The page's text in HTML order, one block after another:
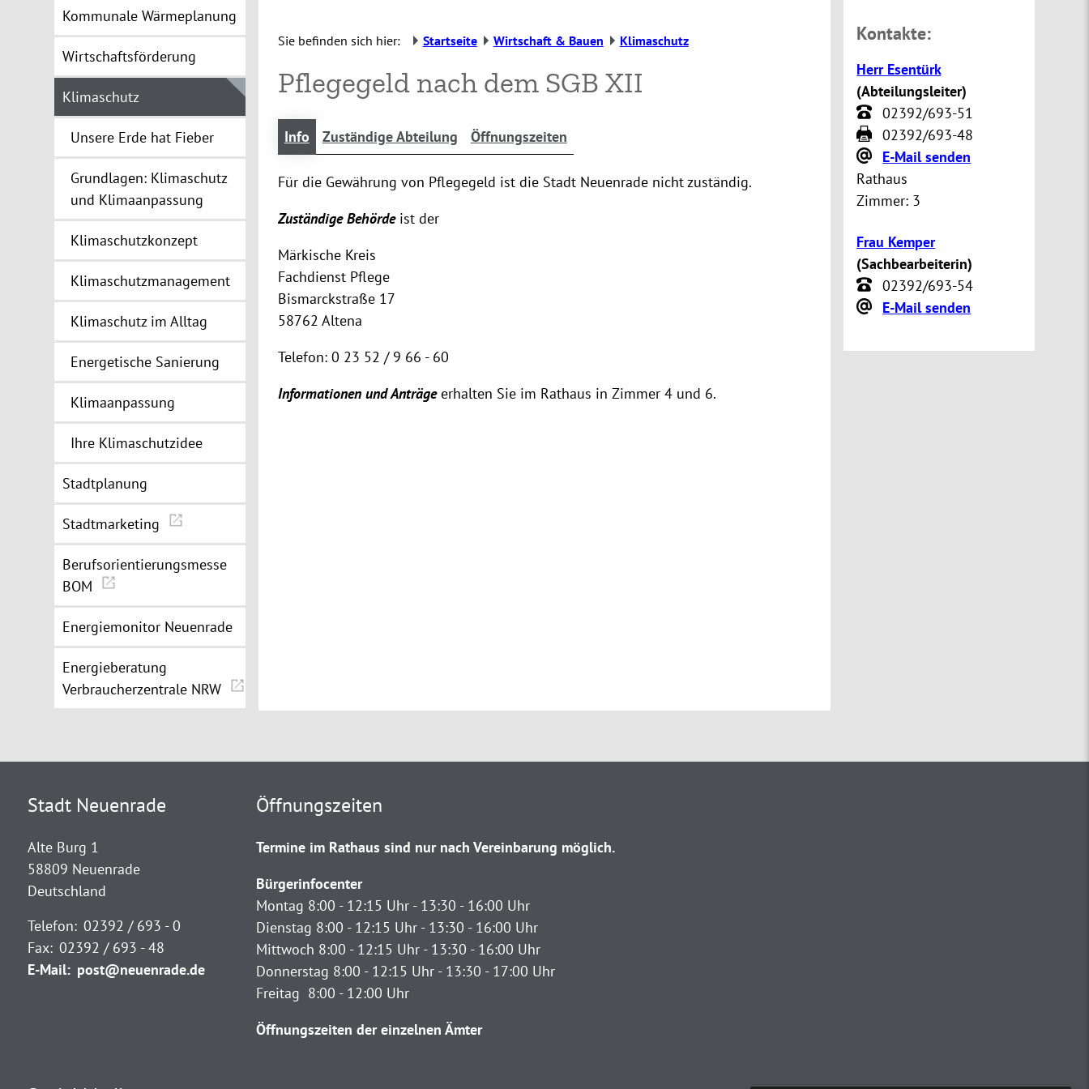
Kommunale Wärmeplanung
Wirtschaftsförderung
Klimaschutz
Unsere Erde hat Fieber
Grundlagen: Klimaschutz
und Klimaanpassung
Klimaschutzkonzept
Klimaschutzmanagement
Klimaschutz im Alltag
Energetische Sanierung
Klimaanpassung
Ihre Klimaschutzidee
Stadtplanung
Stadtmarketing
Berufsorientierungsmesse
BOM
Energiemonitor Neuenrade
Energieberatung
Verbraucherzentrale NRW
Sie befinden sich hier: Startseite Wirtschaft & Bauen Klimaschutz
Pflegegeld nach dem SGB XII
Info Zuständige Abteilung Öffnungszeiten
Für die Gewährung von Pflegegeld ist die Stadt Neuenrade nicht zuständig.
Zuständige Behördeist der
Märkische Kreis
Fachdienst Pflege
Bismarckstraße 17
58762 Altena
Telefon: 0 23 52 / 9 66 - 60
Informationen und Anträgeerhalten Sie im Rathaus in Zimmer 4 und 6.
Kontakte:
Herr Esentürk
(Abteilungsleiter)
02392/693-51
02392/693-48
E-Mail senden
Rathaus
Zimmer: 3
Frau Kemper
(Sachbearbeiterin)
02392/693-54
E-Mail senden
Stadt Neuenrade
Alte Burg 1
58809 Neuenrade
Deutschland
Telefon: 02392 / 693 - 0
Fax: 02392 / 693 - 48
E-Mail: post@neuenrade.de
Öffnungszeiten
Termine im Rathaus sind nur nach Vereinbarung möglich.
Bürgerinfocenter
Montag 8:00 - 12:15 Uhr - 13:30 - 16:00 Uhr
Dienstag 8:00 - 12:15 Uhr - 13:30 - 16:00 Uhr
Mittwoch 8:00 - 12:15 Uhr - 13:30 - 16:00 Uhr
Donnerstag 8:00 - 12:15 Uhr - 13:30 - 17:00 Uhr
Freitag 8:00 - 12:00 Uhr
Öffnungszeiten der einzelnen Ämter